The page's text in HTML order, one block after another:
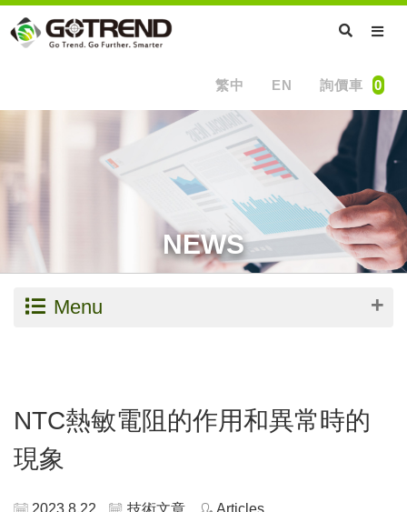
繁中 EN 詢價車 0
NEWS
Menu
NTC熱敏電阻的作用和異常時的
現象